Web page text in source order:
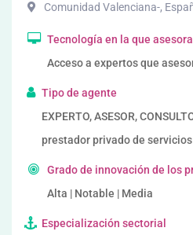
Comunidad Valenciana-,
Tecnología en la que asesora
Acceso a expertos que
Tipo de agente
EXPERTO, ASESOR,
prestador privado de servicios
Grado de innovación de los
Alta | Notable | Media
Especialización sectorial